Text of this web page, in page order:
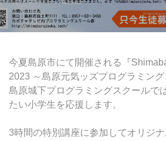
情報Ⅰ講座
クリエイティブクラス
ビジネスクラス
今夏島原市にて開催される『
2023 ～島原元気ッズプログラミング
島原城下プログラミングスクールで
たい小学生を応援します。
3時間の特別講座に参加してオリジ